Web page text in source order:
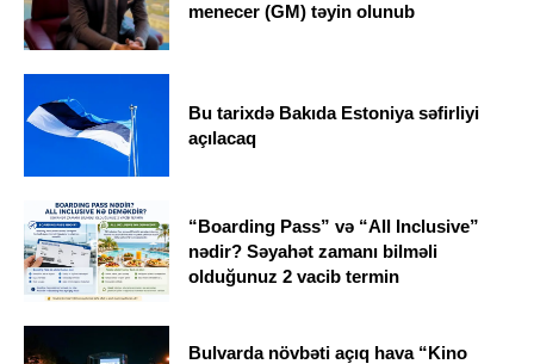
menecer (GM) təyin olunub
Bu tarixdə Bakıda Estoniya səfirliyi
açılacaq
“Boarding Pass” və “All Inclusive”
nədir? Səyahət zamanı bilməli
olduğunuz 2 vacib termin
Bulvarda növbəti açıq hava “Kino